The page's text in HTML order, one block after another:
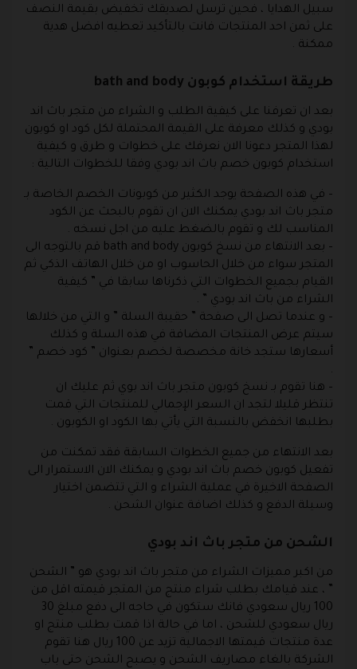
سبيل الهدايا ، فحين ترسل لصديقك تخفيض بقيمة النصف
على ثمن احد المنتجات فانت بالتأكيد تعطيه افضل هدية
ممكنة .
طريقة استخدام كوبون bath and body
بعد ان تعرفنا على كيفية الطلب و الشراء من متجر باث اند
بودي و كذلك معرفة على القيمة المحتملة لكل كود او كوبون
لهذا المتجر دعونا الان نعرفك على خطوات و طرق و كيفية
استخدام كوبون خصم باث اند بودي وفقا للخطوات التالية :
– في هذه الصفحة يوجد الكثير من كوبونات الخصم الخاصة بـ
متجر باث اند بودي يمكنك الان ان تقوم بالبحث عن الكود
المناسب لك و تقوم بالضغط عليه من اجل نسخه .
– بعد الانتهاء من نسخ كوبون bath and body
قم بالتوجه الى
المتجر سواء من خلال الحاسوب او من خلال الهاتف الذكي ثم
القيام بجميع الخطوات التي ذكرناها سابقا في ” كيفية
الشراء من باث اند بودي ” .
– و عندما تصل الى صفحة ” حقيبة السلة ” و التي من خلالها
سيتم عرض المنتجات المضافة في هذه السلة و كذلك
أسعارها ستجد خانة مخصصة لخصم بعنوان ” كود خصم ”
.
– هنا تقوم بـ نسخ كوبون متجر باث اند بوي ثم عليك ان
تنتظر قليلا لتجد ان السعر الإجمالي للمنتجات التي قمت
بطلبها انخفض بالنسبة التي يأتي بها الكود او الكوبون .
بعد الانتهاء من جميع الخطوات السابقة فقد تمكنت من
تفعيل كوبون خصم باث اند بودي و يمكنك الان الاستمرار الى
الصفحة الاخيرة في عملية الشراء و التي تتضمن اختيار
وسيلة الدفع و كذلك اضافة عنوان الشحن .
الشحن من متجر باث اند بودي
من اكبر مميزات الشراء من متجر باث اند بودي هو ” الشحن
” ، عند قيامك بطلب شراء منتج من المتجر قيمته اقل من
100 ريال سعودي فانك ستكون في حاجه الى دفع مبلغ 30
ريال سعودي للشحن ، اما في حالة اذا قمت بطلب منتج او
عدة منتجات قيمتها الاجمالية تزيد عن 100 ريال هنا تقوم
الشركة بالغاء مصاريف الشحن و يصبح الشحن حتى باب